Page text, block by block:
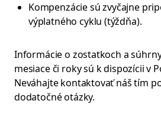
Kompenzácie sú zvyčajne
výplatného cyklu (týždňa).
Informácie o zostatkoch a
mesiace či roky sú k dispozícii v
Neváhajte kontaktovať náš tím
dodatočné otázky.